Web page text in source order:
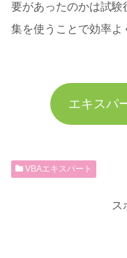
要があったのかは試験
集を使うことで効率よ
エキスパ
VBAエキスパート
ス